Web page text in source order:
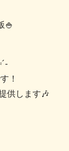
🍚
！
供します🎶